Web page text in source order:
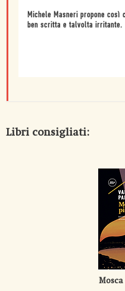
Michele Masneri propone così
ben scritta e talvolta irritante.
Libri consigliati: